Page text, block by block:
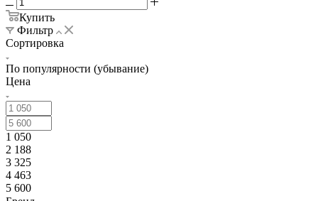
Купить
Фильтр
Сортировка
По популярности (убывание)
Цена
1 050
2 188
3 325
4 463
5 600